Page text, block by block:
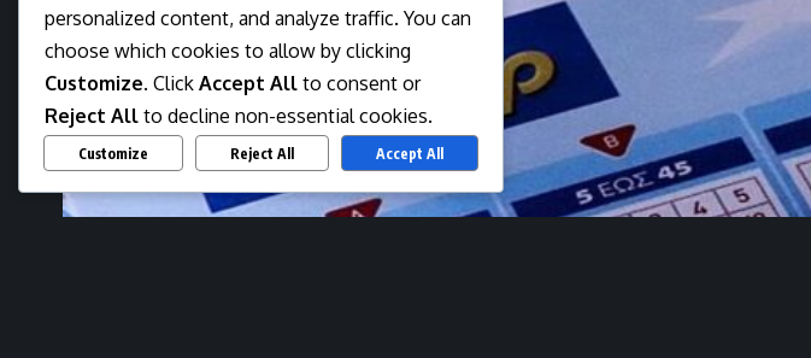
personalized content, and analyze traffic. You can
choose which cookies to allow by clicking
Customize. Click Accept All to consent or
Reject All to decline non-essential cookies.
Customize Reject All Accept All